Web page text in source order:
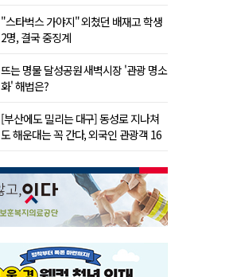
"스타벅스 가야지" 외쳤던 배재고 학생
2명, 결국 중징계
뜨는 명물 달성공원 새벽시장 '관광 명소
화' 해법은?
[부산에도 밀리는 대구] 동성로 지나쳐
도 해운대는 꼭 간다, 외국인 관광객 16